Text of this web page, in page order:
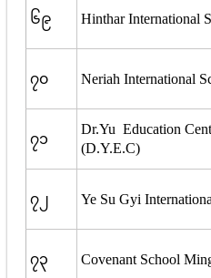
၆၉ Hinthar International
၇၀ Neriah International
၇၁
Dr.Yu Education
(D.Y.E.C)
၇၂ Ye Su Gyi
၇၃ Covenant School